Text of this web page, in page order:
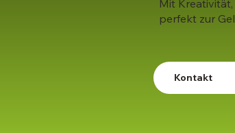
Mit
perfekt zur
Kontakt